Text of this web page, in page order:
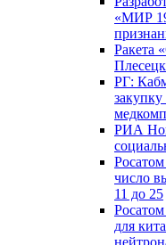
«МИР
Ракета
РГ:
РИА
число
11 до 25
для